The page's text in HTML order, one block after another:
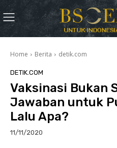
Home Berita detik.com
DETIK.COM
Vaksinasi Bukan
Jawaban untuk
Lalu Apa?
11/11/2020